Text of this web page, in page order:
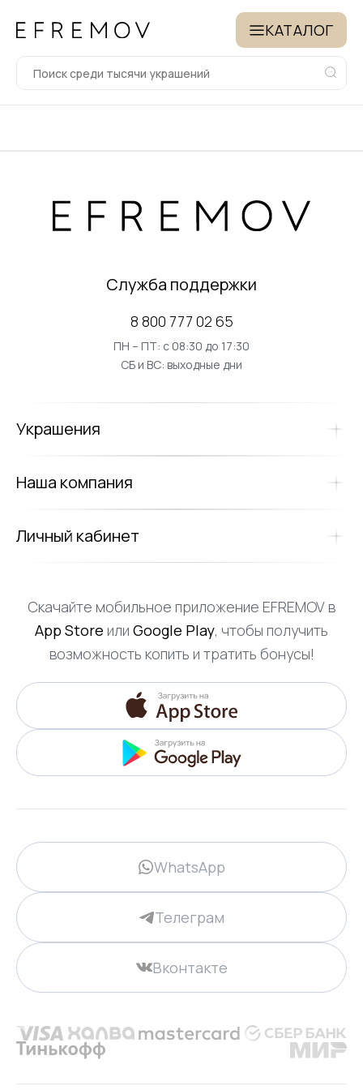
КАТАЛОГ
Служба поддержки
8 800 777 02 65
ПН – ПТ: с 08:30 до 17:30
СБ и ВС: выходные дни
Украшения
Наша компания
Личный кабинет
Скачайте мобильное приложение EFREMOV в
App Store или Google Play, чтобы получить
возможность копить и тратить бонусы!
WhatsApp
Телеграм
Вконтакте